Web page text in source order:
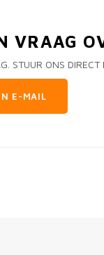
VRAAG
STUUR ONS
E-MAIL